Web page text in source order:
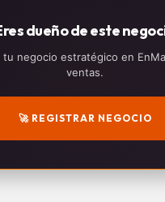
dueño de este
negocio estratégico en
ventas.
🚀 REGISTRAR NEGOCIO